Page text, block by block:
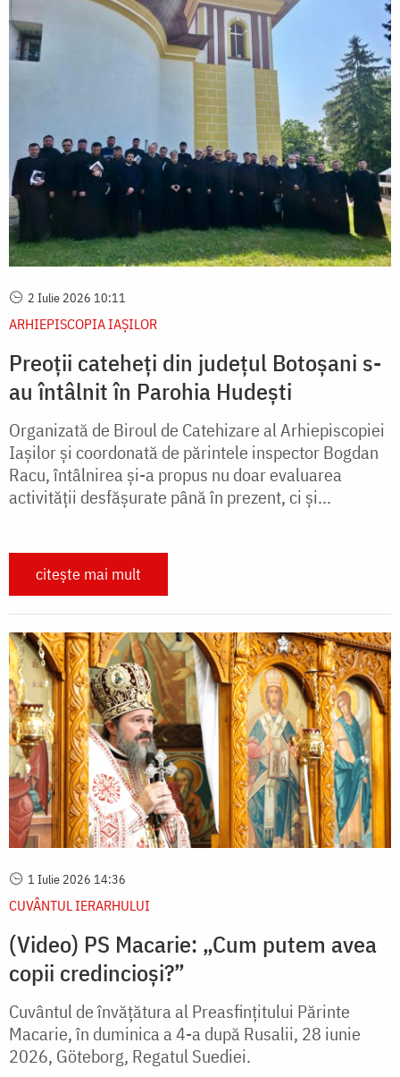
2 Iulie 2026 10:11
ARHIEPISCOPIA IAŞILOR
Preoții cateheți din județul Botoșani s-
au întâlnit în Parohia Hudești
Organizată de Biroul de Catehizare al Arhiepiscopiei
Iașilor și coordonată de părintele inspector Bogdan
Racu, întâlnirea și-a propus nu doar evaluarea
activității desfășurate până în prezent, ci și...
citește mai mult
1 Iulie 2026 14:36
CUVÂNTUL IERARHULUI
(Video) PS Macarie: „Cum putem avea
copii credincioși?”
Cuvântul de învățătura al Preasfințitului Părinte
Macarie, în duminica a 4-a după Rusalii, 28 iunie
2026, Göteborg, Regatul Suediei.